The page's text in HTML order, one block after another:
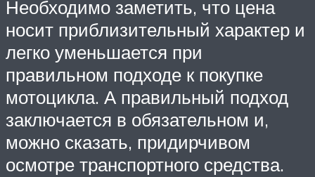
Необходимо заметить, что цена
носит приблизительный характер и
легко уменьшается при
правильном подходе к покупке
мотоцикла. А правильный подход
заключается в обязательном и,
можно сказать, придирчивом
осмотре транспортного средства.